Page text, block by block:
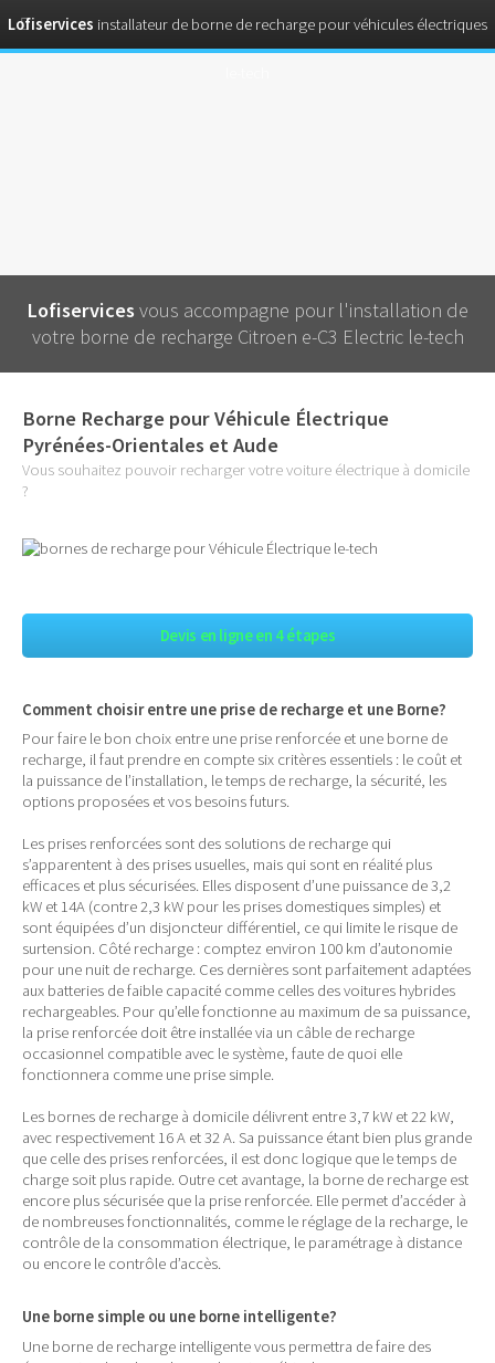
Lofiservices vous accompagne pour l'installation de
votre borne de recharge Citroen e-C3 Electric le-tech
Borne Recharge pour Véhicule Électrique
Pyrénées-Orientales et Aude
Vous souhaitez pouvoir recharger votre voiture électrique à domicile
?
Devis en ligne en 4 étapes
Comment choisir entre une prise de recharge et une Borne?
Pour faire le bon choix entre une prise renforcée et une borne de
recharge, il faut prendre en compte six critères essentiels : le coût et
la puissance de l’installation, le temps de recharge, la sécurité, les
options proposées et vos besoins futurs.
Les prises renforcées sont des solutions de recharge qui
s’apparentent à des prises usuelles, mais qui sont en réalité plus
efficaces et plus sécurisées. Elles disposent d’une puissance de 3,2
kW et 14A (contre 2,3 kW pour les prises domestiques simples) et
sont équipées d’un disjoncteur différentiel, ce qui limite le risque de
surtension. Côté recharge : comptez environ 100 km d’autonomie
pour une nuit de recharge. Ces dernières sont parfaitement adaptées
aux batteries de faible capacité comme celles des voitures hybrides
rechargeables. Pour qu’elle fonctionne au maximum de sa puissance,
la prise renforcée doit être installée via un câble de recharge
occasionnel compatible avec le système, faute de quoi elle
fonctionnera comme une prise simple.
Les bornes de recharge à domicile délivrent entre 3,7 kW et 22 kW,
avec respectivement 16 A et 32 A. Sa puissance étant bien plus grande
que celle des prises renforcées, il est donc logique que le temps de
charge soit plus rapide. Outre cet avantage, la borne de recharge est
encore plus sécurisée que la prise renforcée. Elle permet d’accéder à
de nombreuses fonctionnalités, comme le réglage de la recharge, le
contrôle de la consommation électrique, le paramétrage à distance
ou encore le contrôle d’accès.
Une borne simple ou une borne intelligente?
Une borne de recharge intelligente vous permettra de faire des
Lofiservices installateur de borne de recharge pour véhicules électriques